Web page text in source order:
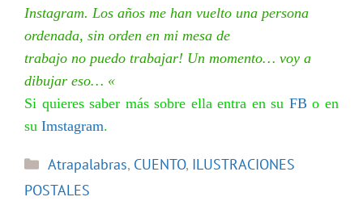
Instagram. Los años me han vuelto una persona
ordenada, sin orden en mi mesa de
trabajo no puedo trabajar! Un momento… voy a
dibujar eso… «
Si quieres saber más sobre ella entra en su FBo en
su Imstagram.
Categorías
Atrapalabras, CUENTO, ILUSTRACIONES
POSTALES